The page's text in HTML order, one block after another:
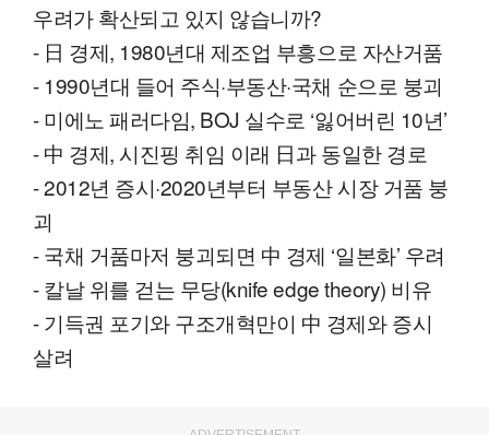
우려가 확산되고 있지 않습니까?
- 日 경제, 1980년대 제조업 부흥으로 자산거품
- 1990년대 들어 주식·부동산·국채 순으로 붕괴
- 미에노 패러다임, BOJ 실수로 ‘잃어버린 10년’
- 中 경제, 시진핑 취임 이래 日과 동일한 경로
- 2012년 증시·2020년부터 부동산 시장 거품 붕
괴
- 국채 거품마저 붕괴되면 中 경제 ‘일본화’ 우려
- 칼날 위를 걷는 무당(knife edge theory) 비유
- 기득권 포기와 구조개혁만이 中 경제와 증시
살려